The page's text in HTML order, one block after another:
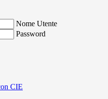
Nome Utente
Password
CIE